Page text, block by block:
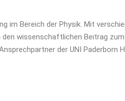
im Bereich der Physik. Mit
den wissenschaftlichen Beitrag zum
der UNI Paderborn